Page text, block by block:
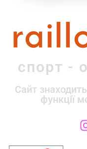
спорт -
Сайт
функції